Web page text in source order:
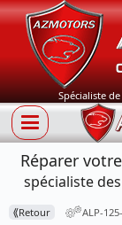
Spécialiste
Réparer
spécialiste
⟪Retour ALP-